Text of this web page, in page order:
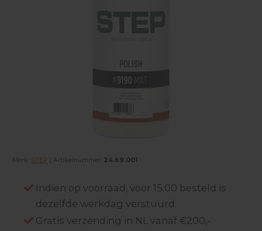
Merk: STEP | Artikelnummer: 24.69.001
Indien op voorraad, voor 15:00 besteld is
dezelfde werkdag verstuurd.
Gratis verzending in NL vanaf €200,-